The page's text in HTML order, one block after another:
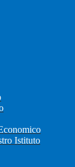
Istituto